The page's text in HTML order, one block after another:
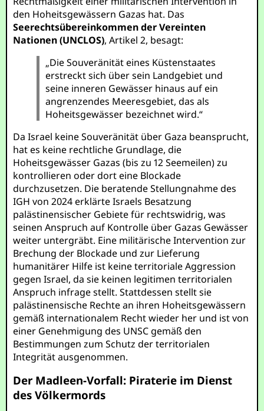
den Hoheitsgewässern Gazas hat. Das
Seerechtsübereinkommen der Vereinten
Nationen (UNCLOS), Artikel 2, besagt:
„Die Souveränität eines Küstenstaates
erstreckt sich über sein Landgebiet und
seine inneren Gewässer hinaus auf ein
angrenzendes Meeresgebiet, das als
Hoheitsgewässer bezeichnet wird.“
Da Israel keine Souveränität über Gaza beansprucht,
hat es keine rechtliche Grundlage, die
Hoheitsgewässer Gazas (bis zu 12 Seemeilen) zu
kontrollieren oder dort eine Blockade
durchzusetzen. Die beratende Stellungnahme des
IGH von 2024 erklärte Israels Besatzung
palästinensischer Gebiete für rechtswidrig, was
seinen Anspruch auf Kontrolle über Gazas Gewässer
weiter untergräbt. Eine militärische Intervention zur
Brechung der Blockade und zur Lieferung
humanitärer Hilfe ist keine territoriale Aggression
gegen Israel, da sie keinen legitimen territorialen
Anspruch infrage stellt. Stattdessen stellt sie
palästinensische Rechte an ihren Hoheitsgewässern
gemäß internationalem Recht wieder her und ist von
einer Genehmigung des UNSC gemäß den
Bestimmungen zum Schutz der territorialen
Integrität ausgenommen.
Der Madleen-Vorfall: Piraterie im Dienst
des Völkermords